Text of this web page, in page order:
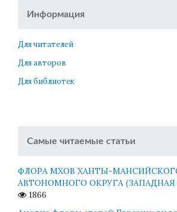
Информация
Для читателей
Для авторов
Для библиотек
Самые читаемые статьи
ФЛОРА МХОВ ХАНТЫ-
АВТОНОМНОГО ОКРУГА (ЗАПАДНАЯ
1866